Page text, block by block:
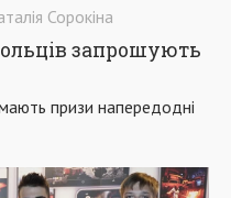
Сорокіна
запрошують
призи напередодні